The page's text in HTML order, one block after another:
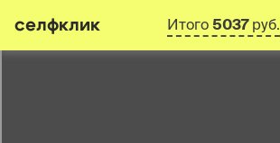
селфклик Итого 5037руб.